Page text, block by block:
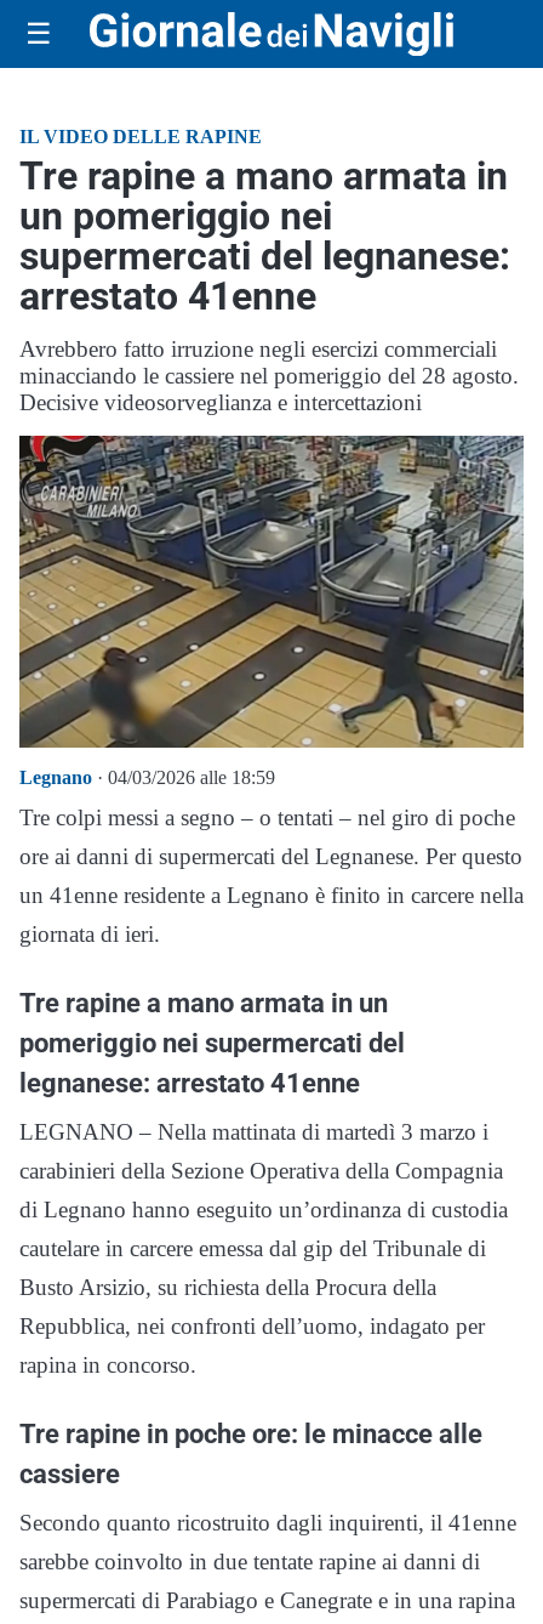
☰
IL VIDEO DELLE RAPINE
Tre rapine a mano armata in
un pomeriggio nei
supermercati del legnanese:
arrestato 41enne
Avrebbero fatto irruzione negli esercizi commerciali
minacciando le cassiere nel pomeriggio del 28 agosto.
Decisive videosorveglianza e intercettazioni
Legnano · 04/03/2026 alle 18:59
Tre colpi messi a segno – o tentati – nel giro di poche
ore ai danni di supermercati del Legnanese. Per questo
un 41enne residente a Legnano è finito in carcere nella
giornata di ieri.
Tre rapine a mano armata in un
pomeriggio nei supermercati del
legnanese: arrestato 41enne
LEGNANO – Nella mattinata di martedì 3 marzo i
carabinieri della Sezione Operativa della Compagnia
di Legnano hanno eseguito un’ordinanza di custodia
cautelare in carcere emessa dal gip del Tribunale di
Busto Arsizio, su richiesta della Procura della
Repubblica, nei confronti dell’uomo, indagato per
rapina in concorso.
Tre rapine in poche ore: le minacce alle
cassiere
Secondo quanto ricostruito dagli inquirenti, il 41enne
sarebbe coinvolto in due tentate rapine ai danni di
supermercati di Parabiago e Canegrate e in una rapina